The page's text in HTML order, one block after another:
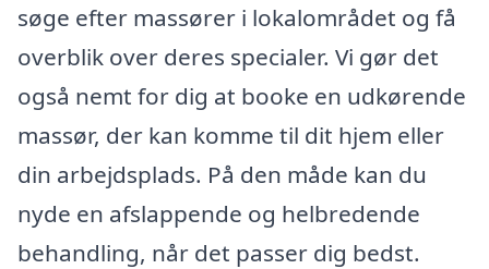
søge efter massører i lokalområdet og få
overblik over deres specialer. Vi gør det
også nemt for dig at booke en udkørende
massør, der kan komme til dit hjem eller
din arbejdsplads. På den måde kan du
nyde en afslappende og helbredende
behandling, når det passer dig bedst.